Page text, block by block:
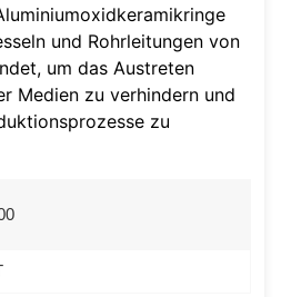
und Rohrleitungen von
um das Austreten
Medien zu verhindern und
zu